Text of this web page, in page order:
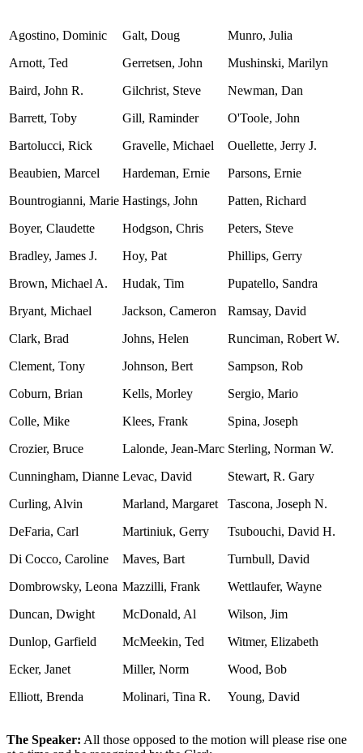
Agostino, Dominic
Arnott, Ted
Baird, John R.
Barrett, Toby
Bartolucci, Rick
Beaubien, Marcel
Bountrogianni, Marie
Boyer, Claudette
Bradley, James J.
Brown, Michael A.
Bryant, Michael
Clark, Brad
Clement, Tony
Coburn, Brian
Colle, Mike
Crozier, Bruce
Cunningham, Dianne
Curling, Alvin
DeFaria, Carl
Di Cocco, Caroline
Dombrowsky, Leona
Duncan, Dwight
Dunlop, Garfield
Ecker, Janet
Elliott, Brenda
Galt, Doug
Gerretsen, John
Gilchrist, Steve
Gill, Raminder
Gravelle, Michael
Hardeman, Ernie
Hastings, John
Hodgson, Chris
Hoy, Pat
Hudak, Tim
Jackson, Cameron
Johns, Helen
Johnson, Bert
Kells, Morley
Klees, Frank
Lalonde, Jean-Marc
Levac, David
Marland, Margaret
Martiniuk, Gerry
Maves, Bart
Mazzilli, Frank
McDonald, Al
McMeekin, Ted
Miller, Norm
Molinari, Tina R.
Munro, Julia
Mushinski, Marilyn
Newman, Dan
O'Toole, John
Ouellette, Jerry J.
Parsons, Ernie
Patten, Richard
Peters, Steve
Phillips, Gerry
Pupatello, Sandra
Ramsay, David
Runciman, Robert W.
Sampson, Rob
Sergio, Mario
Spina, Joseph
Sterling, Norman W.
Stewart, R. Gary
Tascona, Joseph N.
Tsubouchi, David H.
Turnbull, David
Wettlaufer, Wayne
Wilson, Jim
Witmer, Elizabeth
Wood, Bob
Young, David
The Speaker: All those opposed to the motion will please rise one